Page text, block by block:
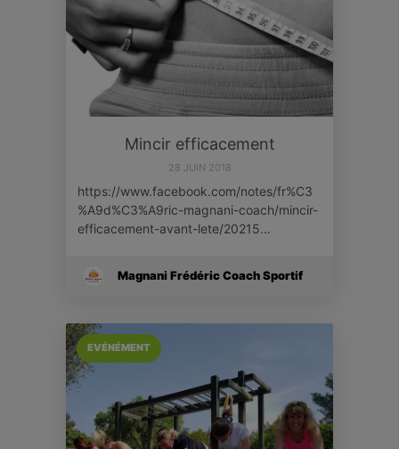
Mincir efficacement
28 JUIN 2018
https://www.facebook.com/notes/fr%C3
%A9d%C3%A9ric-magnani-coach/mincir-
efficacement-avant-lete/20215…
Magnani Frédéric Coach Sportif
EVÉNÉMENT